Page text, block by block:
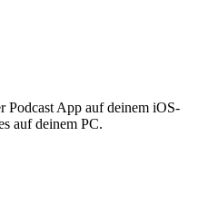
Podcast App auf deinem iOS-
auf deinem PC.